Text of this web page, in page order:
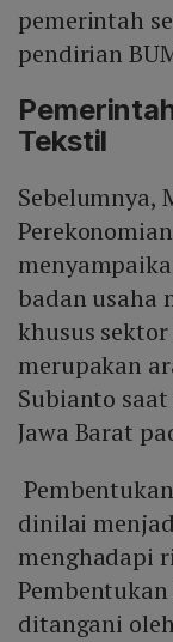
pemerintah
pendirian
Tekstil
Sebelumnya,
badan usaha
khusus
merupakan
Subianto
Jawa Barat
dinilai
menghadapi
ditangani